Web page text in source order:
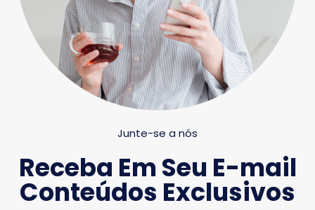
Junte-se a nós
Receba Em Seu E-mail
Conteúdos Exclusivos